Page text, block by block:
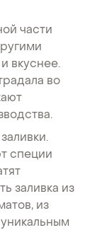
части
вкуснее.
во
специи
заливка из
из